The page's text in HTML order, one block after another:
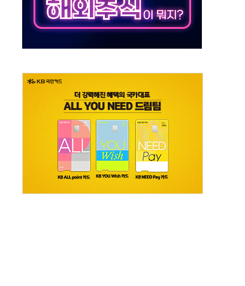
재개...3년 2개월 만
고 특별 위원회 위촉장 수여식 및 1차 회의
력 케이블 수주